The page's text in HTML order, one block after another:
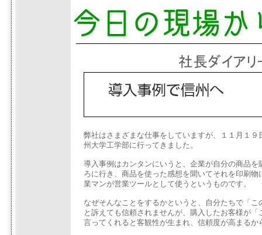
弊社はさまざまな仕事をしていますが、１１月１９
州大学工学部に行ってきました。
導入事例はカンタンにいうと、企業が自分の商品を
ろに行き、商品を使った感想を聞いてそれを印刷物
業マンが営業ツールとして使うというものです。
なぜそんなことをするかというと、自分たちで「
と訴えても信頼されませんが、購入したお客様が
言ってくれると客観性が生まれ、信頼度が高まるか